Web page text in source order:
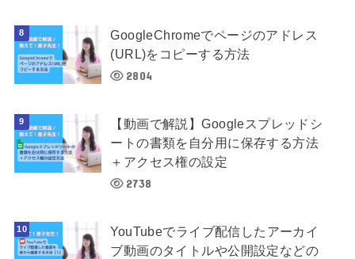
GoogleChromeでページのアドレス
(URL)をコピーする方法
2804
【動画で解説】Googleスプレッドシ
ートの書類を自分用に保存する方法
＋アクセス権の設定
2738
YouTubeでライブ配信したアーカイ
ブ動画のタイトルや公開設定などの